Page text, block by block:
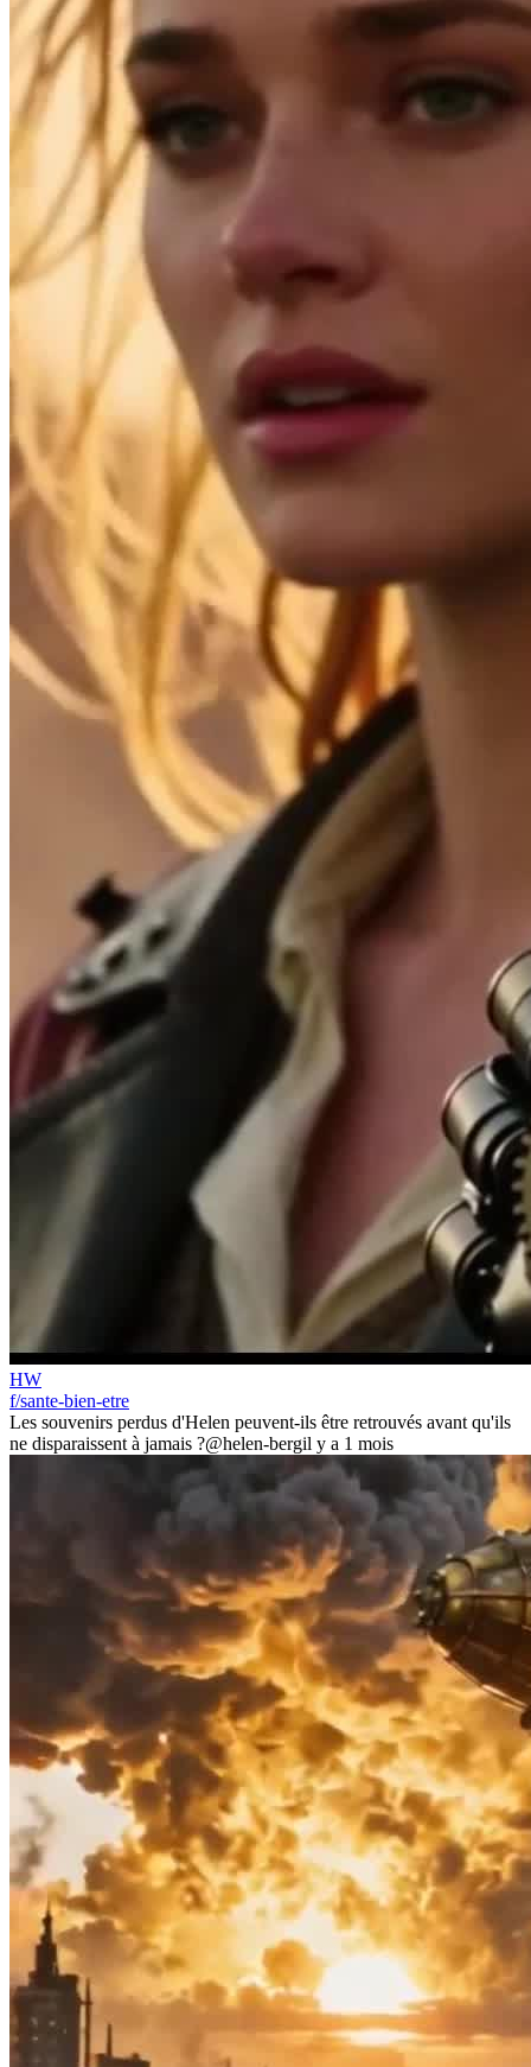
HW
f/sante-bien-etre
Les souvenirs perdus d'Helen peuvent-ils être retrouvés avant qu'ils
ne disparaissent à jamais ?@helen-bergil y a 1 mois